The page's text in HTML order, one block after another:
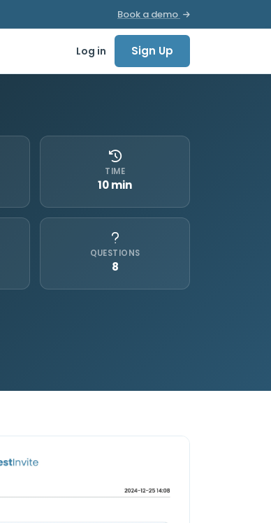
Book a demo
Log in Sign Up
TIME
10 min
QUESTIONS
8